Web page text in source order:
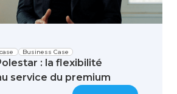
Business Case
: la flexibilité
service du premium